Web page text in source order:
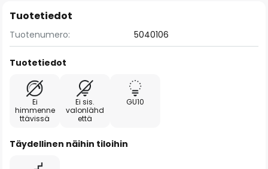
Tuotetiedot
Tuotenumero: 5040106
Tuotetiedot
Ei
himmenne
ttävissä
Ei sis.
valonlähd
että
GU10
Täydellinen näihin tiloihin